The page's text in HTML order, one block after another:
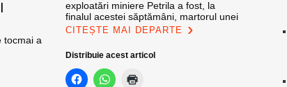
tocmai a
exploatări miniere Petrila a fost, la
finalul acestei săptămâni, martorul unei
CITEȘTE MAI DEPARTE
Distribuie acest articol